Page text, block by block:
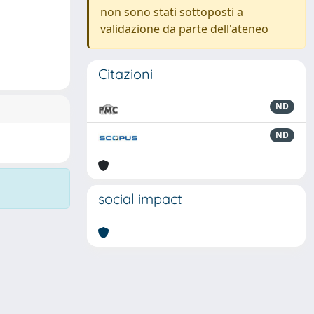
non sono stati sottoposti a
validazione da parte dell'ateneo
Citazioni
ND
ND
social impact